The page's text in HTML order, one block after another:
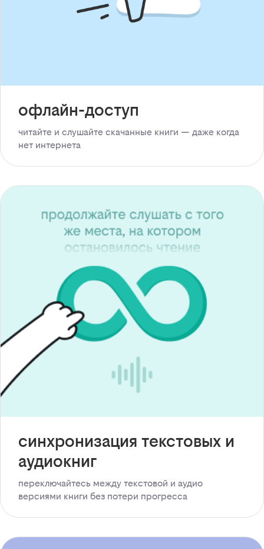
офлайн-доступ
читайте и слушайте скачанные книги — даже когда
нет интернета
синхронизация текстовых и
аудиокниг
переключайтесь между текстовой и аудио
версиями книги без потери прогресса